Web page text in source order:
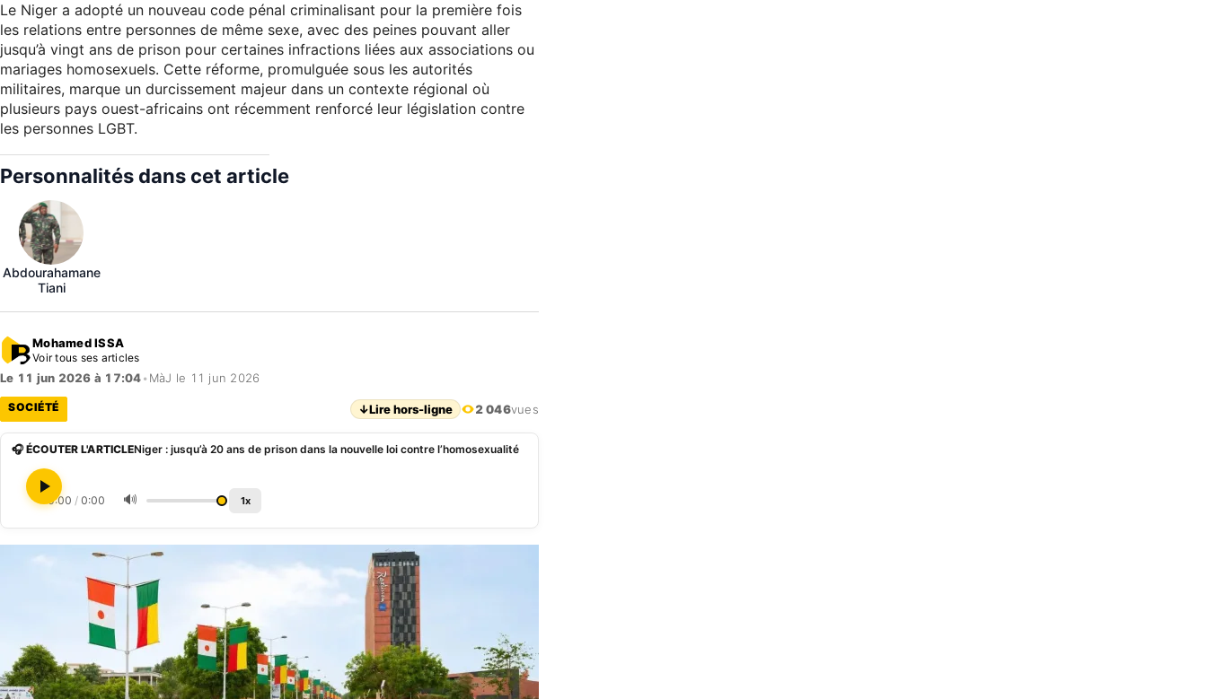
Le Niger a adopté un nouveau code pénal criminalisant pour la première fois
les relations entre personnes de même sexe, avec des peines pouvant aller
jusqu’à vingt ans de prison pour certaines infractions liées aux associations ou
mariages homosexuels. Cette réforme, promulguée sous les autorités
militaires, marque un durcissement majeur dans un contexte régional où
plusieurs pays ouest-africains ont récemment renforcé leur législation contre
les personnes LGBT.
Personnalités dans cet article
Abdourahamane
Tiani
Mohamed ISSA
Voir tous ses articles
Le 11 jun 2026 à 17:04• MàJ le 11 jun 2026
SOCIÉTÉ ↓Lire hors-ligne 2 046vues
🎧 ÉCOUTER L'ARTICLENiger : jusqu’à 20 ans de prison dans la nouvelle loi contre l’homosexualité
0:00 / 0:00 🔊 1x